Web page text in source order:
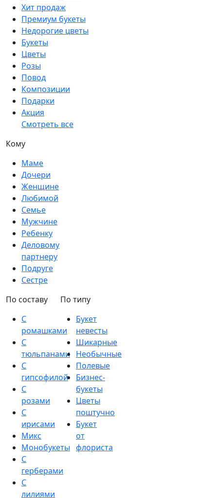
Хит продаж
Премиум букеты
Недорогие цветы
Букеты
Цветы
Розы
Повод
Композиции
Подарки
Акция
Смотреть все
Кому
Маме
Дочери
Женщине
Любимой
Семье
Мужчине
Ребенку
Деловому
партнеру
Подруге
Сестре
По составу
С
ромашками
С
тюльпанами
С
гипсофилой
С
розами
С
ирисами
Микс
Монобукеты
С
герберами
С
лилиями
По типу
Букет
невесты
Шикарные
Необычные
Полевые
Бизнес-
букеты
Цветы
поштучно
Букет
от
флориста